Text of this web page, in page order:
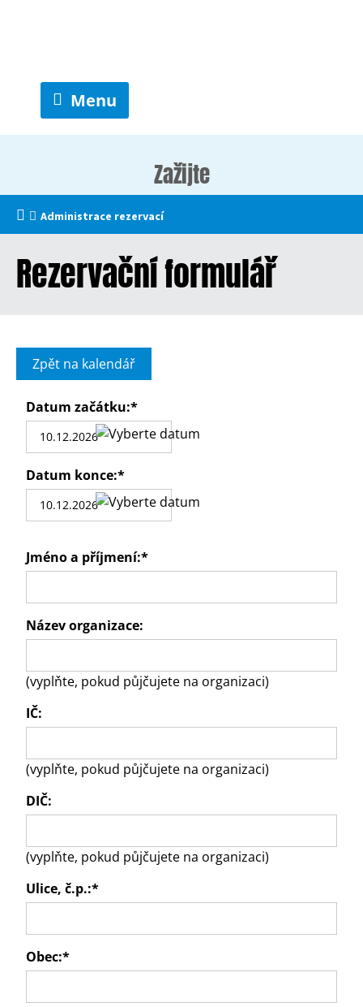
Menu
Zažijte
Administrace rezervací
Rezervační formulář
Zpět na kalendář
Datum začátku:*
Datum konce:*
Jméno a příjmení:*
Název organizace:
(vyplňte, pokud půjčujete na organizaci)
IČ:
(vyplňte, pokud půjčujete na organizaci)
DIČ:
(vyplňte, pokud půjčujete na organizaci)
Ulice, č.p.:*
Obec:*